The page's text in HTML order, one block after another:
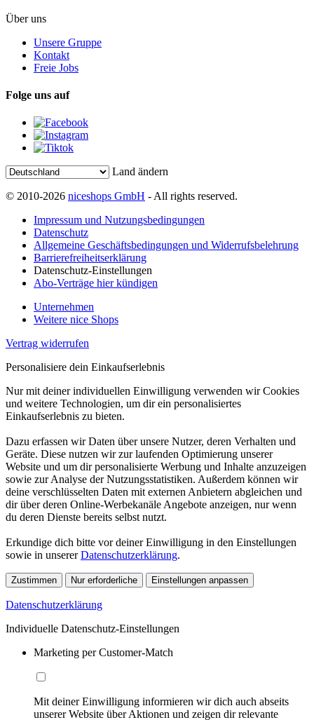
Über uns
Unsere Gruppe
Kontakt
Freie Jobs
Folge uns auf
Land ändern
© 2010-2026 niceshops GmbH - All rights reserved.
Impressum und Nutzungsbedingungen
Datenschutz
Allgemeine Geschäftsbedingungen und Widerrufsbelehrung
Barrierefreiheitserklärung
Datenschutz-Einstellungen
Abo-Verträge hier kündigen
Unternehmen
Weitere nice Shops
Vertrag widerrufen
Personalisiere dein Einkaufserlebnis
Nur mit deiner individuellen Einwilligung verwenden wir Cookies
und weitere Technologien, um dir ein personalisiertes
Einkaufserlebnis zu bieten.
Dazu erfassen wir Daten über unsere Nutzer, deren Verhalten und
Geräte. Diese nutzen wir zur laufenden Optimierung unserer
Website und um dir personalisierte Werbung und Inhalte anzuzeigen
sowie zur Analyse der Nutzungsstatistiken. Außerdem können wir
deine verschlüsselten Daten mit externen Anbietern abgleichen und
dir über deren Online-Werbekanäle Angebote anzeigen, nur wenn
du deren Dienste bereits selbst nutzt.
Erkundige dich bitte vor deiner Einwilligung in den Einstellungen
sowie in unsererDatenschutzerklärung.
Zustimmen Nur erforderliche Einstellungen anpassen
Datenschutzerklärung
Individuelle Datenschutz-Einstellungen
Marketing per Customer-Match
Mit deiner Einwilligung informieren wir dich auch abseits
unserer Website über Aktionen und zeigen dir relevante